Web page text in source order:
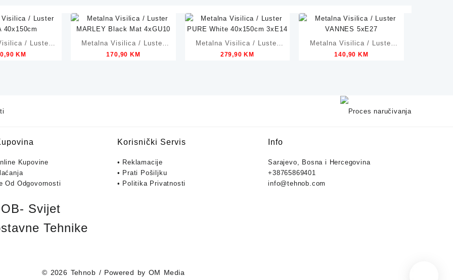
/ Luster
40x150cm
KM
Metalna Visilica / Luster
MARLEY Black Mat
170,90 KM
Metalna Visilica / Luster
PURE White 40x150cm
279,90KM
Metalna Visilica / Luster
VANNES 5xE27
140,90KM
Kupovine
Od Odgovornosti
Svijet
Tehnike
Korisnički Servis
• Reklamacije
• Prati Pošiljku
• Politika Privatnosti
Info
Sarajevo, Bosna i Hercegovina
+38765869401
info@tehnob.com
© 2026 Tehnob / Powered by OM Media